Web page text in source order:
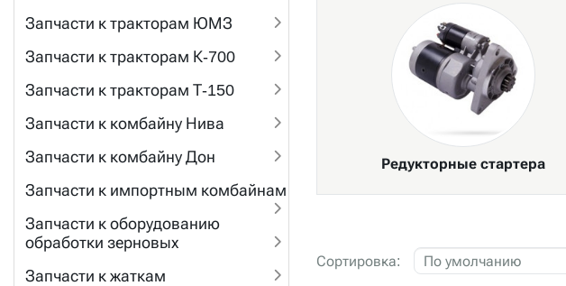
Запчасти к тракторам ЮМЗ
Запчасти к тракторам К-700
Запчасти к тракторам Т-150
Запчасти к комбайну Нива
Запчасти к комбайну Дон
Запчасти к импортным комбайнам
Запчасти к оборудованию
обработки зерновых
Запчасти к жаткам
Редукторные стартера
Сортировка: